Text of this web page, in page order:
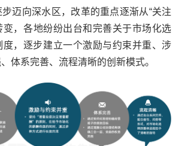
迈向深水区，改革的重点逐渐从“关注
变，各地纷纷出台和完善关于市场化选
度，逐步建立一个激励与约束并重、涉
体系完善、流程清晰的创新模式。